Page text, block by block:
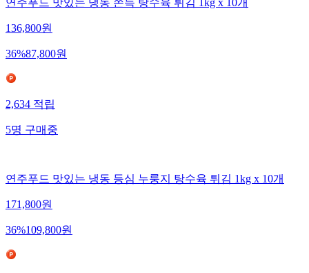
연주푸드 맛있는 냉동 쫀득 탕수육 튀김 1kg x 10개
136,800원
36%87,800원
2,634적립
5명구매중
연주푸드 맛있는 냉동 등심 누룽지 탕수육 튀김 1kg x 10개
171,800원
36%109,800원